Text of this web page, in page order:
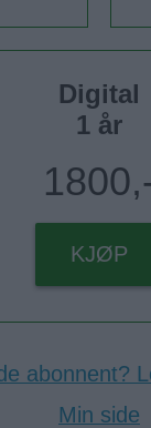
Digital
1 år
KJØP
abonnent?
Min side